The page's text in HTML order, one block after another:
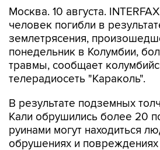
магнитудой 7,4. Позднее
повторные толчки
Толчки ощущались в столице
также в городах Кали,
Армениа, Перейра и других
Согласно сообщениям
Колумбии, землетрясение
сильным за последние